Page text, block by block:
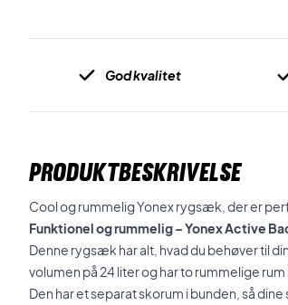
God kvalitet
PRODUKTBESKRIVELSE
Cool og rummelig Yonex rygsæk, der er
Funktionel og rummelig – Yonex Active
Denne rygsæk har alt, hvad du behøver til
volumen på 24 liter og har to rummelige
Den haret separat skorum i bunden, så